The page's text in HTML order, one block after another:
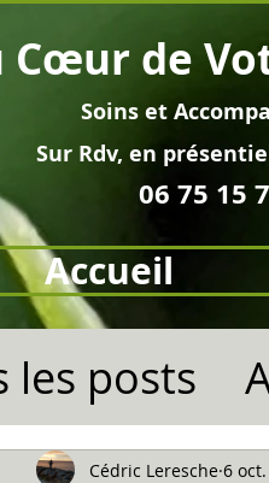
Soins et
Sur Rdv, en pré
06 75 15
Cœur de
Accueil
les posts
Cédric Leresche 6